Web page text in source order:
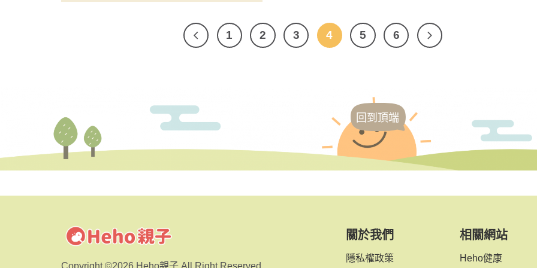
1 2 3 4 5 6
回到頂端
Copyright ©2026 Heho親子 All Right Reserved.
關於我們
隱私權政策
相關網站
Heho健康